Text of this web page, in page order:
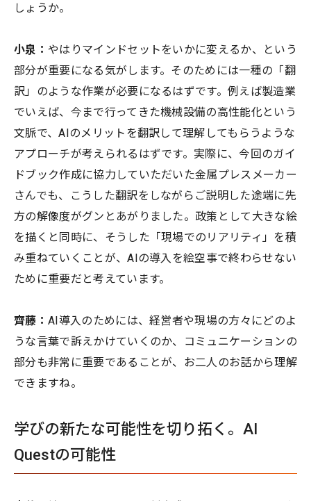
しょうか。
小泉： やはりマインドセットをいかに変えるか、という
部分が重要になる気がします。そのためには一種の「翻
訳」のような作業が必要になるはずです。例えば製造業
でいえば、今まで行ってきた機械設備の高性能化という
文脈で、AIのメリットを翻訳して理解してもらうような
アプローチが考えられるはずです。実際に、今回のガイ
ドブック作成に協力していただいた金属プレスメーカー
さんでも、こうした翻訳をしながらご説明した途端に先
方の解像度がグンとあがりました。政策として大きな絵
を描くと同時に、そうした「現場でのリアリティ」を積
み重ねていくことが、AIの導入を絵空事で終わらせない
ために重要だと考えています。
齊藤： AI導入のためには、経営者や現場の方々にどのよ
うな言葉で訴えかけていくのか、コミュニケーションの
部分も非常に重要であることが、お二人のお話から理解
できますね。
学びの新たな可能性を切り拓く。AI
Questの可能性